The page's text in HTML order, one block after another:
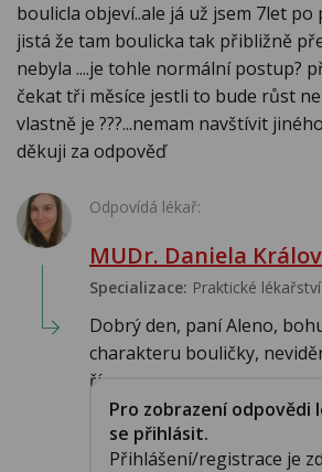
boulicla objeví..ale já už jsem 7let po
jistá že tam boulicka tak přibližně
nebyla ....je tohle normální postup?
čekat tři měsíce jestli to bude růst
vlastně je ???...nemam navštívit
děkuji za odpověď
Odpovídá lékař:
MUDr. Daniela
Specializace: Praktické
Dobrý den, paní Aleno,
charakteru bouličky,
říc...
Pro zobrazení odpovědi
se přihlásit.
Přihlášení/registrace je